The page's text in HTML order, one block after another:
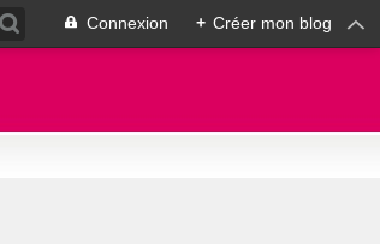
Connexion + Créer mon blog